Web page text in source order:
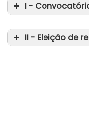
I -
II - Eleição de